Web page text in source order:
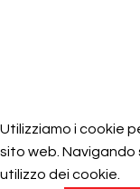
Utilizziamo i cookie
sito web.
utilizzo dei cookie.